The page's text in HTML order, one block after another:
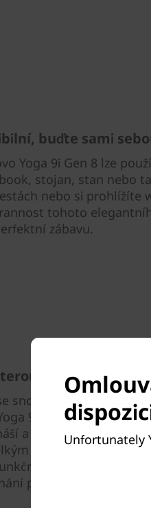
buďte sami
Yoga 9i Gen 8 lze
stojan, stan nebo
nebo si prohlížíte
tohoto
zábavu.
můžete cítit
snoubí s odolností a
9i Gen 8 2v1. Díky
a používá, když jste
touchpadem,
klávesami na
pro zvýšení výkonu,
Unfortunately